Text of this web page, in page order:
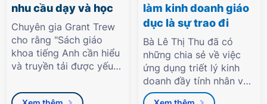
nhu cầu dạy và học
Chuyên gia Grant Trew
cho rằng "Sách giáo
khoa tiếng Anh cần hiểu
và truyền tải được yếu
học sinh."
làm kinh doanh giáo
dục là sự trao đi
Bà Lê Thị Thu đã có
những chia sẻ về việc
ứng dụng triết lý kinh
doanh đầy tính nhân văn
của Tập đoàn với báo